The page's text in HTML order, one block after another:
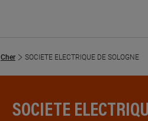
Cher SOCIETE ELECTRIQUE DE SOLOGNE
SOCIETE